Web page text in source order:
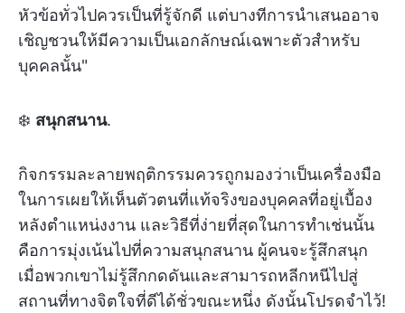
หัวข้อทั่วไปควรเป็นที่รู้จักดี แต่บางทีการนำเสนออาจ
เชิญชวนให้มีความเป็นเอกลักษณ์เฉพาะตัวสำหรับ
บุคคลนั้น"
❄️ สนุกสนาน.
กิจกรรมละลายพฤติกรรมควรถูกมองว่าเป็นเครื่องมือ
ในการเผยให้เห็นตัวตนที่แท้จริงของบุคคลที่อยู่เบื้อง
หลังตำแหน่งงาน และวิธีที่ง่ายที่สุดในการทำเช่นนั้น
คือการมุ่งเน้นไปที่ความสนุกสนาน ผู้คนจะรู้สึกสนุก
เมื่อพวกเขาไม่รู้สึกกดดันและสามารถหลีกหนีไปสู่
สถานที่ทางจิตใจที่ดีได้ชั่วขณะหนึ่ง ดังนั้นโปรดจำไว้!